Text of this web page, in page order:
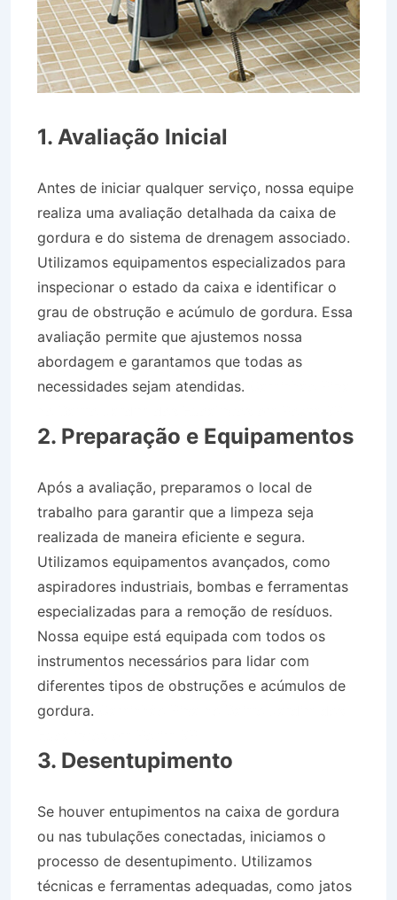
1. Avaliação Inicial
Antes de iniciar qualquer serviço, nossa equipe
realiza uma avaliação detalhada da caixa de
gordura e do sistema de drenagem associado.
Utilizamos equipamentos especializados para
inspecionar o estado da caixa e identificar o
grau de obstrução e acúmulo de gordura. Essa
avaliação permite que ajustemos nossa
abordagem e garantamos que todas as
necessidades sejam atendidas.
2. Preparação e Equipamentos
Após a avaliação, preparamos o local de
trabalho para garantir que a limpeza seja
realizada de maneira eficiente e segura.
Utilizamos equipamentos avançados, como
aspiradores industriais, bombas e ferramentas
especializadas para a remoção de resíduos.
Nossa equipe está equipada com todos os
instrumentos necessários para lidar com
diferentes tipos de obstruções e acúmulos de
gordura.
3. Desentupimento
Se houver entupimentos na caixa de gordura
ou nas tubulações conectadas, iniciamos o
processo de desentupimento. Utilizamos
técnicas e ferramentas adequadas, como jatos